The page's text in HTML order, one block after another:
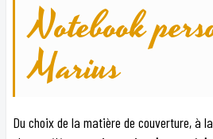
Notebook
Marius
Du choix de la matière de couverture, à